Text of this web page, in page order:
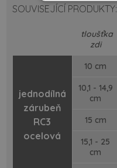
SOUVISEJÍCÍ PRODUKTY:
tloušťka
zdi
jednodílná
zárubeň
RC3
ocelová
10 cm
10,1 - 14,9
cm
15 cm
15,1 - 25
cm